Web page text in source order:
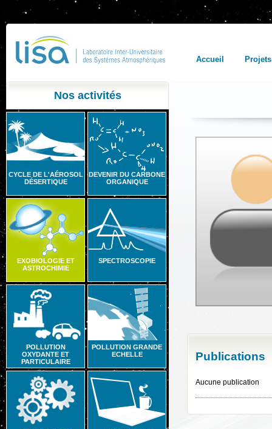
Accueil Projets
Nos activités
CYCLE DE L'AÉROSOL
DÉSERTIQUE
DEVENIR DU CARBONE
ORGANIQUE
EXOBIOLOGIE ET
ASTROCHIMIE
SPECTROSCOPIE
POLLUTION
OXYDANTE ET
PARTICULAIRE
POLLUTION GRANDE
ECHELLE
Publications
Aucune publication